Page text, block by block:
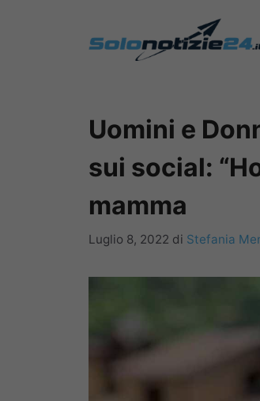
Uomini e
sui social:
mamma
Luglio 8, 2022 di Stefania